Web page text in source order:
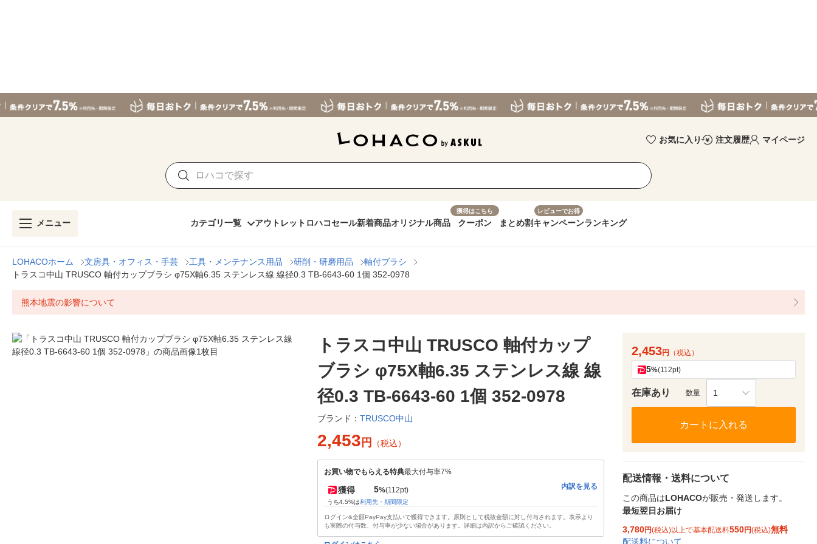
お気に入り 注文履歴 マイページ
メニュー カテゴリ一覧 アウトレット ロハコセール新着商品オリジナル商品
獲得はこちら
クーポン まとめ割
レビューでお得
キャンペーンランキング
LOHACOホーム 文房具・オフィス・手芸 工具・メンテナンス用品 研削・研磨用品
軸付ブラシ
トラスコ中山 TRUSCO 軸付カップブラシ φ75X軸6.35 ステンレス線 線径0.3 TB-6643-60 1個 352-0978
熊本地震の影響について
トラスコ中山 TRUSCO 軸付カップ
ブラシ φ75X軸6.35 ステンレス線 線
径0.3 TB-6643-60 1個 352-0978
ブランド： TRUSCO中山
2,453 円 （税込）
お買い物でもらえる特典最大付与率7%
獲得 5%(112pt)
うち4.5%は利用先・期間限定
内訳を見る
ログイン&全額PayPay支払いで獲得できます。原則として税抜金額に対し付与されます。表示より
も実際の付与数、付与率が少ない場合があります。詳細は内訳からご確認ください。
2,453円 （税込）
5%(112pt)
在庫あり 数量 1
カートに入れる
配送情報・送料について
この商品はLOHACOが販売・発送します。
最短翌日お届け
3,780円(税込)以上で基本配送料550円(税込)無料
配送料について